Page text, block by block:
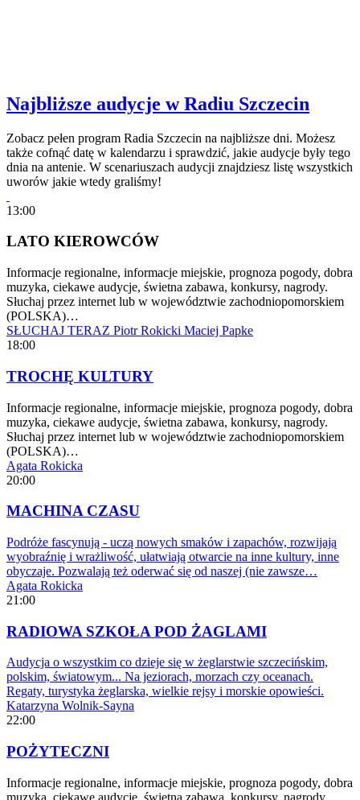
Najbliższe audycje w Radiu Szczecin
Zobacz pełen program Radia Szczecin na najbliższe dni. Możesz
także cofnąć datę w kalendarzu i sprawdzić, jakie audycje były tego
dnia na antenie. W scenariuszach audycji znajdziesz listę wszystkich
uworów jakie wtedy graliśmy!
13:00
LATO KIEROWCÓW
Informacje regionalne, informacje miejskie, prognoza pogody, dobra
muzyka, ciekawe audycje, świetna zabawa, konkursy, nagrody.
Słuchaj przez internet lub w województwie zachodniopomorskiem
(POLSKA)…
SŁUCHAJ TERAZ Piotr Rokicki Maciej Papke
18:00
TROCHĘ KULTURY
Informacje regionalne, informacje miejskie, prognoza pogody, dobra
muzyka, ciekawe audycje, świetna zabawa, konkursy, nagrody.
Słuchaj przez internet lub w województwie zachodniopomorskiem
(POLSKA)…
Agata Rokicka
20:00
MACHINA CZASU
Podróże fascynują - uczą nowych smaków i zapachów, rozwijają
wyobraźnię i wrażliwość, ułatwiają otwarcie na inne kultury, inne
obyczaje. Pozwalają też oderwać się od naszej (nie zawsze…
Agata Rokicka
21:00
RADIOWA SZKOŁA POD ŻAGLAMI
Audycja o wszystkim co dzieje się w żeglarstwie szczecińskim,
polskim, światowym... Na jeziorach, morzach czy oceanach.
Regaty, turystyka żeglarska, wielkie rejsy i morskie opowieści.
Katarzyna Wolnik-Sayna
22:00
POŻYTECZNI
Informacje regionalne, informacje miejskie, prognoza pogody, dobra
muzyka, ciekawe audycje, świetna zabawa, konkursy, nagrody.